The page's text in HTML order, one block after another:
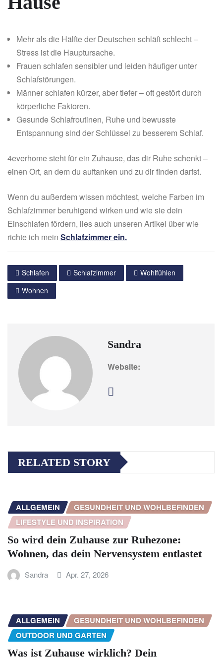
Mehr als die Hälfte der Deutschen schläft schlecht –
Stress ist die Hauptursache.
Frauen schlafen sensibler und leiden häufiger unter
Schlafstörungen.
Männer schlafen kürzer, aber tiefer – oft gestört durch
körperliche Faktoren.
Gesunde Schlafroutinen, Ruhe und bewusste
Entspannung sind der Schlüssel zu besserem Schlaf.
4everhome steht für ein Zuhause, das dir Ruhe schenkt –
einen Ort, an dem du auftanken und zu dir finden darfst.
Wenn du außerdem wissen möchtest, welche Farben im
Schlafzimmer beruhigend wirken und wie sie dein
Einschlafen fördern, lies auch unseren Artikel über wie
richte ich mein Schlafzimmer ein.
Schlafen Schlafzimmer
Wohlfühlen
Wohnen
Sandra
Website:
RELATED STORY
ALLGEMEIN
GESUNDHEIT UND WOHLBEFINDEN
LIFESTYLE UND INSPIRATION
So wird dein Zuhause zur Ruhezone:
Wohnen, das dein Nervensystem entlastet
Sandra Apr. 27, 2026
ALLGEMEIN
GESUNDHEIT UND WOHLBEFINDEN
OUTDOOR UND GARTEN
Was ist Zuhause wirklich? Dein